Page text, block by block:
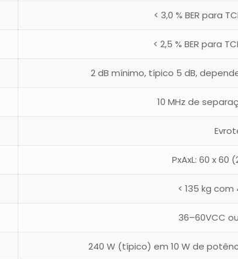
< 3,0 % BER para
< 2,5 % BER para
2 dB mínimo, típico 5 dB,
10 MHz de
PxAxL: 60 x 60
< 135 kg
36–60VCC
240 W (típico) em 10 W de